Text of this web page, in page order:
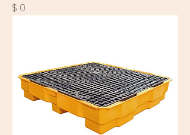
Precio
$ 0